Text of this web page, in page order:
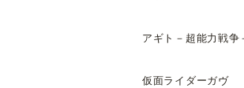
アギト－超能力戦争
仮面ライダーガヴ